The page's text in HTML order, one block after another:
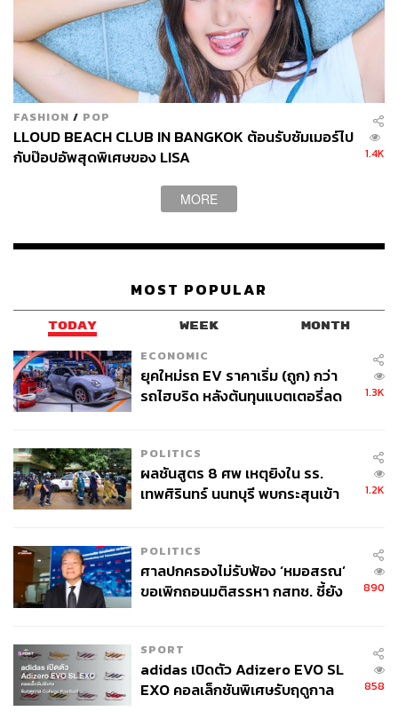
Citizen of the Love
Siam Discovery New World New You
Siam Discovery
Advertorial
ขยะในทะเล
New World New You
Upcycling Christmas Tree
ABOUT THE AUTHOR
THE STANDARD TEAM
FASHION / POP
LLOUD BEACH CLUB IN BANGKOK ต้อนรับซัมเมอร์ไป
กับป๊อปอัพสุดพิเศษของ LISA
1.4K
MORE
MOST POPULAR
TODAY WEEK MONTH
ECONOMIC
ยุคใหม่รถ EV ราคาเริ่ม (ถูก) กว่า
รถไฮบริด หลังต้นทุนแบตเตอรี่ลด
1.3K
POLITICS
ผลชันสูตร 8 ศพ เหตุยิงใน รร.
เทพศิรินทร์ นนทบุรี พบกระสุนเข้า
1.2K
POLITICS
ศาลปกครองไม่รับฟ้อง ‘หมอสรณ’
ขอเพิกถอนมติสรรหา กสทช. ชี้ยัง
890
SPORT
adidas เปิดตัว Adizero EVO SL
EXO คอลเล็กชันพิเศษรับฤดูกาล
858